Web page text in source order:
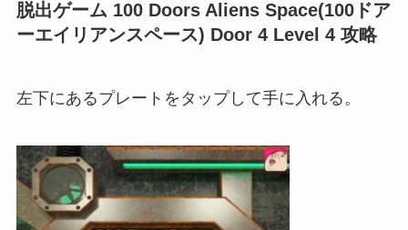
脱出ゲーム 100 Doors Aliens Space(100ドア
ーエイリアンスペース) Door 4 Level 4 攻略
左下にあるプレートをタップして手に入れる。